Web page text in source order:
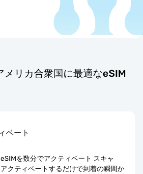
リカ合衆国に最適なeSIM
ベート
を数分でアクティベート スキャ
クティベートするだけで到着の瞬間か